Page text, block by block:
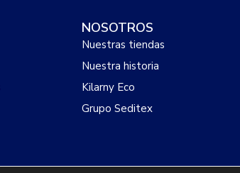
NOSOTROS
Nuestras tiendas
Nuestra historia
Kilarny Eco
Grupo Seditex